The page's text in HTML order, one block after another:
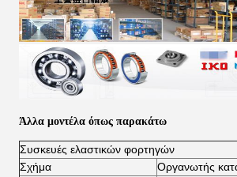
Άλλα μοντέλα όπως παρακάτω
Συσκευές ελαστικών φορτηγών
Σχήμα
Οργανωτής